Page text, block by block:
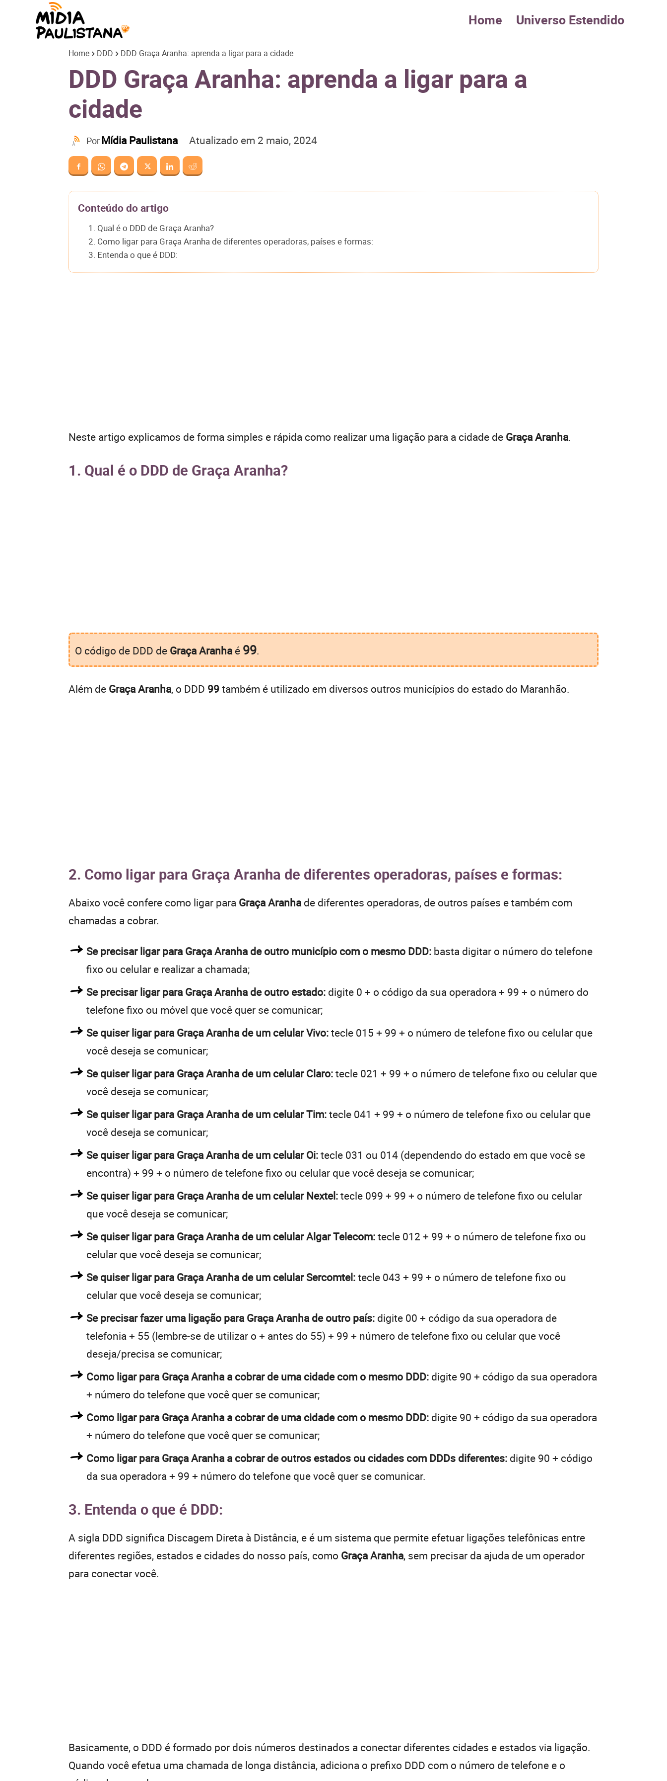
Paulistana
Home Universo Estendido
Home DDD DDD Graça Aranha: aprenda a ligar para a cidade
DDD Graça Aranha: aprenda a ligar para a
cidade
PorMídia Paulistana Atualizado em 2 maio, 2024
Conteúdo do artigo
1. Qual é o DDD de Graça Aranha?
2. Como ligar para Graça Aranha de diferentes operadoras, países e formas:
3. Entenda o que é DDD:
Neste artigo explicamos de forma simples e rápida como realizar uma ligação para a cidade de Graça Aranha.
1. Qual é o DDD de Graça Aranha?
O código de DDD de Graça Aranhaé 99.
Além de Graça Aranha, o DDD 99também é utilizado em diversos outros municípios do estado do Maranhão.
2. Como ligar para Graça Aranha de diferentes operadoras, países e formas:
Abaixo você confere como ligar para Graça Aranhade diferentes operadoras, de outros países e também com
chamadas a cobrar.
Se precisar ligar para Graça Aranha de outro município com o mesmo DDD: basta digitar o número do telefone
fixo ou celular e realizar a chamada;
Se precisar ligar para Graça Aranha de outro estado: digite 0 + o código da sua operadora + 99 + o número do
telefone fixo ou móvel que você quer se comunicar;
Se quiser ligar para Graça Aranha de um celular Vivo:tecle 015 + 99 + o número de telefone fixo ou celular que
você deseja se comunicar;
Se quiser ligar para Graça Aranha de um celular Claro:tecle 021 + 99 + o número de telefone fixo ou celular que
você deseja se comunicar;
Se quiser ligar para Graça Aranha de um celular Tim:tecle 041 + 99 + o número de telefone fixo ou celular que
você deseja se comunicar;
Se quiser ligar para Graça Aranha de um celular Oi:tecle 031 ou 014 (dependendo do estado em que você se
encontra) + 99 + o número de telefone fixo ou celular que você deseja se comunicar;
Se quiser ligar para Graça Aranha de um celular Nextel:tecle 099 + 99 + o número de telefone fixo ou celular
que você deseja se comunicar;
Se quiser ligar para Graça Aranha de um celular Algar Telecom:tecle 012 + 99 + o número de telefone fixo ou
celular que você deseja se comunicar;
Se quiser ligar para Graça Aranha de um celular Sercomtel:tecle 043 + 99 + o número de telefone fixo ou
celular que você deseja se comunicar;
Se precisar fazer uma ligação para Graça Aranha de outro país: digite 00 + código da sua operadora de
telefonia + 55 (lembre-se de utilizar o + antes do 55) + 99 + número de telefone fixo ou celular que você
deseja/precisa se comunicar;
Como ligar para Graça Aranha a cobrar de uma cidade com o mesmo DDD: digite 90 + código da sua operadora
+ número do telefone que você quer se comunicar;
Como ligar para Graça Aranha a cobrar de uma cidade com o mesmo DDD: digite 90 + código da sua operadora
+ número do telefone que você quer se comunicar;
Como ligar para Graça Aranha a cobrar de outros estados ou cidades com DDDs diferentes: digite 90 + código
da sua operadora + 99 + número do telefone que você quer se comunicar.
3. Entenda o que é DDD:
A sigla DDD significa Discagem Direta à Distância, e é um sistema que permite efetuar ligações telefônicas entre
diferentes regiões, estados e cidades do nosso país, como Graça Aranha, sem precisar da ajuda de um operador
para conectar você.
Basicamente, o DDD é formado por dois números destinados a conectar diferentes cidades e estados via ligação.
Quando você efetua uma chamada de longa distância, adiciona o prefixo DDD com o número de telefone e o